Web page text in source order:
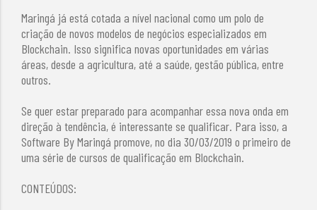
Maringá já está cotada a nível nacional como um polo de
criação de novos modelos de negócios especializados em
Blockchain. Isso significa novas oportunidades em várias
áreas, desde a agricultura, até a saúde, gestão pública, entre
outros.
Se quer estar preparado para acompanhar essa nova onda em
direção à tendência, é interessante se qualificar. Para isso, a
Software By Maringá promove, no dia 30/03/2019 o primeiro de
uma série de cursos de qualificação em Blockchain.
CONTEÚDOS: